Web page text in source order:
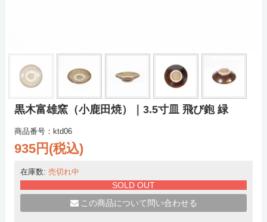
黒木富雄窯（小鹿田焼）｜3.5寸皿 飛び鉋 緑
商品番号：ktd06
935円(税込)
在庫数: 売切れ中
SOLD OUT
この商品について問い合わせる